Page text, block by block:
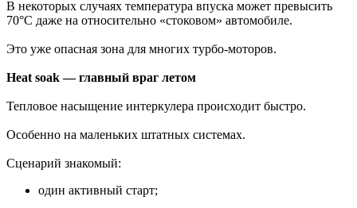
В некоторых случаях температура впуска может превысить
70°C даже на относительно «стоковом» автомобиле.
Это уже опасная зона для многих турбо-моторов.
Heat soak — главный враг летом
Тепловое насыщение интеркулера происходит быстро.
Особенно на маленьких штатных системах.
Сценарий знакомый:
один активный старт;